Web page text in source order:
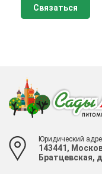
Связаться
Юридический
143441,
Братцевская,